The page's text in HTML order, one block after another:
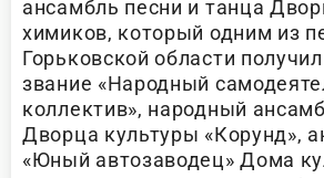
ансамбль песни и танца
химиков, который одним из
Горьковской области
звание «Народный
коллектив», народный
Дворца культуры «Корунд»,
«Юный автозаводец» Дома